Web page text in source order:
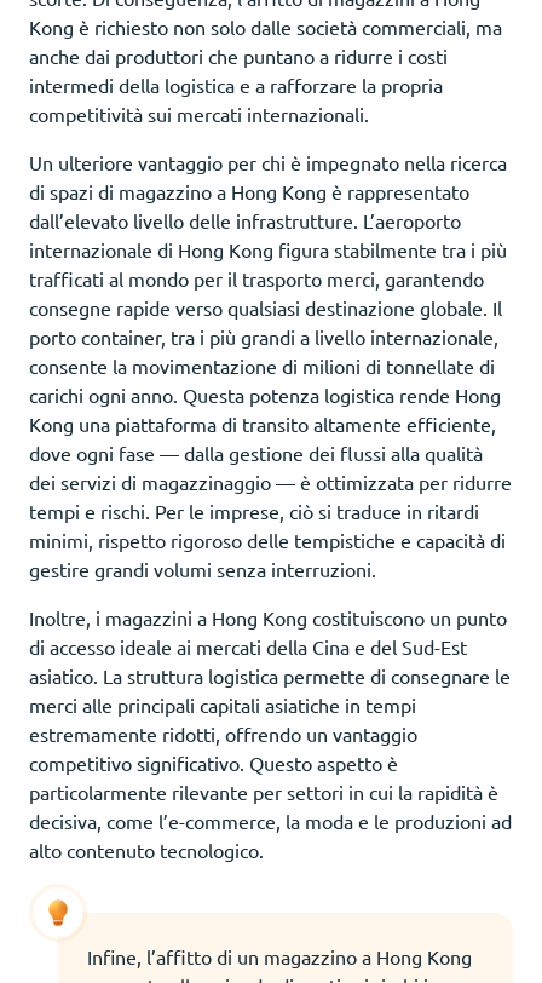
Kong è richiesto non solo dalle società commerciali, ma
anche dai produttori che puntano a ridurre i costi
intermedi della logistica e a rafforzare la propria
competitività sui mercati internazionali.
Un ulteriore vantaggio per chi è impegnato nella ricerca
di spazi di magazzino a Hong Kong è rappresentato
dall’elevato livello delle infrastrutture. L’aeroporto
internazionale di Hong Kong figura stabilmente tra i più
trafficati al mondo per il trasporto merci, garantendo
consegne rapide verso qualsiasi destinazione globale. Il
porto container, tra i più grandi a livello internazionale,
consente la movimentazione di milioni di tonnellate di
carichi ogni anno. Questa potenza logistica rende Hong
Kong una piattaforma di transito altamente efficiente,
dove ogni fase — dalla gestione dei flussi alla qualità
dei servizi di magazzinaggio — è ottimizzata per ridurre
tempi e rischi. Per le imprese, ciò si traduce in ritardi
minimi, rispetto rigoroso delle tempistiche e capacità di
gestire grandi volumi senza interruzioni.
Inoltre, i magazzini a Hong Kong costituiscono un punto
di accesso ideale ai mercati della Cina e del Sud-Est
asiatico. La struttura logistica permette di consegnare le
merci alle principali capitali asiatiche in tempi
estremamente ridotti, offrendo un vantaggio
competitivo significativo. Questo aspetto è
particolarmente rilevante per settori in cui la rapidità è
decisiva, come l’e-commerce, la moda e le produzioni ad
alto contenuto tecnologico.
Infine, l’affitto di un magazzino a Hong Kong